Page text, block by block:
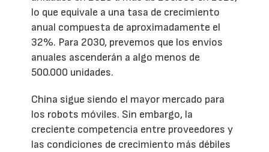
lo que equivale a una tasa de crecimiento
anual compuesta de aproximadamente el
32%. Para 2030, prevemos que los envíos
anuales ascenderán a algo menos de
500.000 unidades.
China sigue siendo el mayor mercado para
los robots móviles. Sin embargo, la
creciente competencia entre proveedores y
las condiciones de crecimiento más débiles